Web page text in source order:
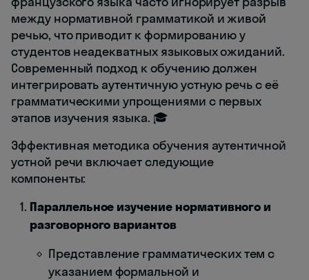
между нормативной грамматикой и живой
речью, что приводит к формированию у
студентов неадекватных языковых ожиданий.
Современный подход к обучению должен
интегрировать аутентичную устную речь с её
грамматическими упрощениями с первых
этапов изучения языка. 🎓
Эффективная методика обучения аутентичной
устной речи включает следующие
компоненты:
Параллельное изучение нормативного и
разговорного вариантов
Представление грамматических тем с
указанием формальной и